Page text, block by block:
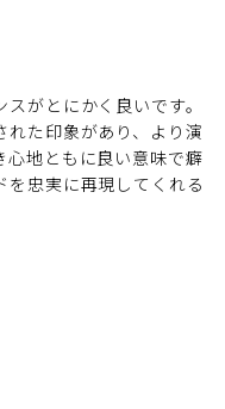
がとにかく良いです。
れた印象があり、より演
心地ともに良い意味で癖
を忠実に再現してくれる